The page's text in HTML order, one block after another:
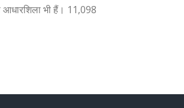
आधारशिला भी हैं। 11,098